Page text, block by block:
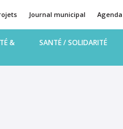
Journal municipal Agenda
&
SANTÉ / SOLIDARITÉ
»
(MAM Bulle d’enfance)